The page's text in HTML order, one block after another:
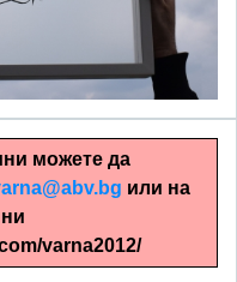
картини
можете да
или на
varna2012/